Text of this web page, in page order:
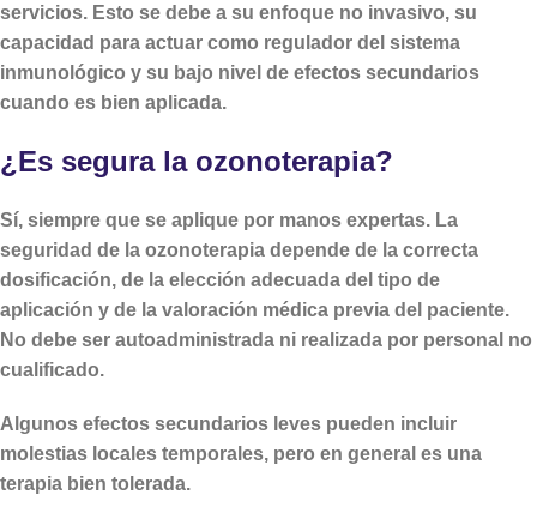
servicios. Esto se debe a su enfoque no invasivo, su
capacidad para actuar como regulador del sistema
inmunológico y su bajo nivel de efectos secundarios
cuando es bien aplicada.
¿Es segura la ozonoterapia?
Sí, siempre que se aplique por manos expertas. La
seguridad de la ozonoterapia depende de la correcta
dosificación, de la elección adecuada del tipo de
aplicación y de la valoración médica previa del paciente.
No debe ser autoadministrada ni realizada por personal no
cualificado.
Algunos efectos secundarios leves pueden incluir
molestias locales temporales, pero en general es una
terapia bien tolerada.